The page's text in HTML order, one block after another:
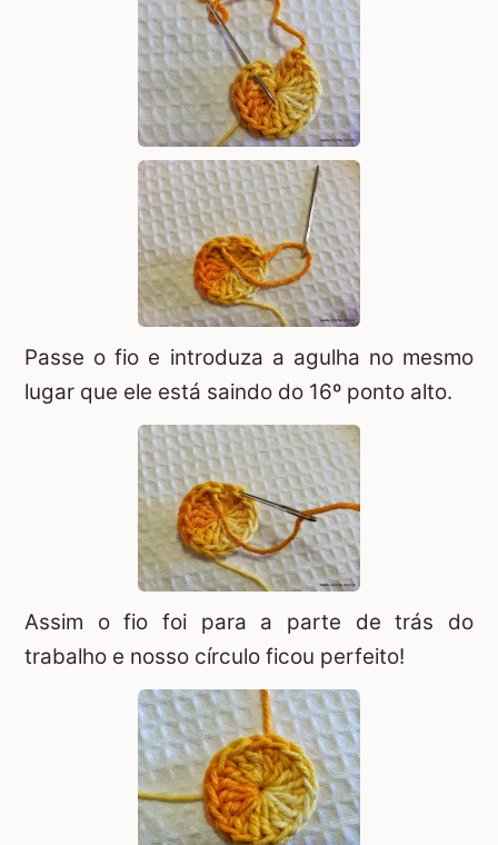
Passe o fio e introduza a agulha no mesmo
lugar que ele está saindo do 16º ponto alto.
Assim o fio foi para a parte de trás do
trabalho e nosso círculo ficou perfeito!